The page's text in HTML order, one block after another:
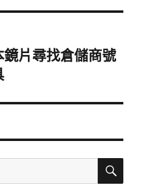
片尋找倉儲商號
搜